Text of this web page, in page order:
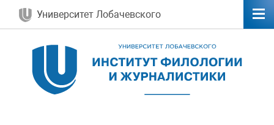
Университет Лобачевского